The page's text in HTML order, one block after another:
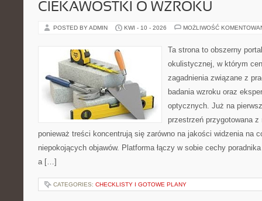
CIEKAWOSTKI O WZROKU
POSTED BY ADMIN KWI - 10 - 2026 MOŻLIWOŚĆ
Ta strona to obszerny
okulistycznej, w którym
zagadnienia związane z
badania wzroku oraz
optycznych. Już na
przestrzeń przygotowana
ponieważ treści koncentrują się zarówno na jakości widzenia na
niepokojących objawów. Platforma łączy w sobie cechy
a […]
CATEGORIES: CHECKLISTY I GOTOWE PLANY